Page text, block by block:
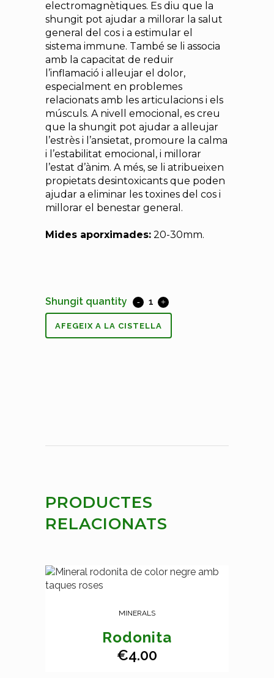
electromagnètiques. Es diu que la
shungit pot ajudar a millorar la salut
general del cos i a estimular el
sistema immune. També se li associa
amb la capacitat de reduir
l’inflamació i alleujar el dolor,
especialment en problemes
relacionats amb les articulacions i els
músculs. A nivell emocional, es creu
que la shungit pot ajudar a alleujar
l’estrès i l’ansietat, promoure la calma
i l’estabilitat emocional, i millorar
l’estat d’ànim. A més, se li atribueixen
propietats desintoxicants que poden
ajudar a eliminar les toxines del cos i
millorar el benestar general.
Mides aporximades: 20-30mm.
Shungit quantity
AFEGEIX A LA CISTELLA
PRODUCTES
RELACIONATS
MINERALS
Rodonita
€4.00